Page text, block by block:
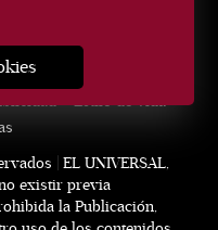
somos
Estilo de vida
| EL UNIVERSAL,
existir previa
la Publicación,